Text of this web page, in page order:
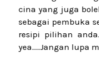
cina yang juga
sebagai pembuka
resipi pilihan
yea....Jangan lupa